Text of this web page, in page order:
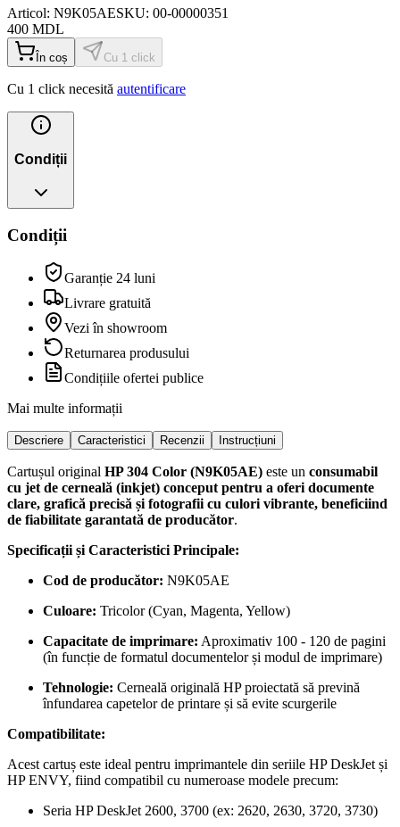
Articol: N9K05AESKU: 00-00000351
400 MDL
În coș Cu 1 click
Cu 1 click necesită autentificare
Condiții
Condiții
Garanție 24 luni
Livrare gratuită
Vezi în showroom
Returnarea produsului
Condițiile ofertei publice
Mai multe informații
Descriere Caracteristici Recenzii Instrucțiuni
Cartușul original HP 304 Color (N9K05AE) este un consumabil
cu jet de cerneală (inkjet) conceput pentru a oferi documente
clare, grafică precisă și fotografii cu culori vibrante, beneficiind
de fiabilitate garantată de producător.
Specificații și Caracteristici Principale:
Cod de producător: N9K05AE
Culoare: Tricolor (Cyan, Magenta, Yellow)
Capacitate de imprimare: Aproximativ 100 - 120 de pagini
(în funcție de formatul documentelor și modul de imprimare)
Tehnologie: Cerneală originală HP proiectată să prevină
înfundarea capetelor de printare și să evite scurgerile
Compatibilitate:
Acest cartuș este ideal pentru imprimantele din seriile HP DeskJet și
HP ENVY, fiind compatibil cu numeroase modele precum:
Seria HP DeskJet 2600, 3700 (ex: 2620, 2630, 3720, 3730)